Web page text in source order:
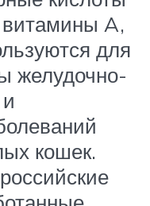
A,
для
желудочно-
кошек.